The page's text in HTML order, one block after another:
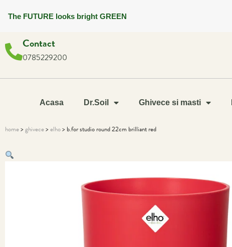
The FUTURE looks bright GREEN
Contact
0785229200
Acasa Dr.Soil Ghivece si masti
home>ghivece>elho> b.for studio round 22cm brilliant red